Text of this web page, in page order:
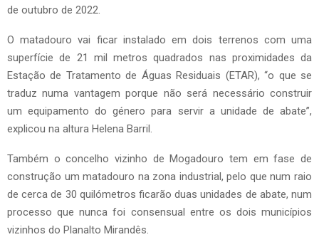
de outubro de 2022.
O matadouro vai ficar instalado em dois terrenos com uma
superfície de 21 mil metros quadrados nas proximidades da
Estação de Tratamento de Águas Residuais (ETAR), “o que se
traduz numa vantagem porque não será necessário construir
um equipamento do género para servir a unidade de abate”,
explicou na altura Helena Barril.
Também o concelho vizinho de Mogadouro tem em fase de
construção um matadouro na zona industrial, pelo que num raio
de cerca de 30 quilómetros ficarão duas unidades de abate, num
processo que nunca foi consensual entre os dois municípios
vizinhos do Planalto Mirandês.